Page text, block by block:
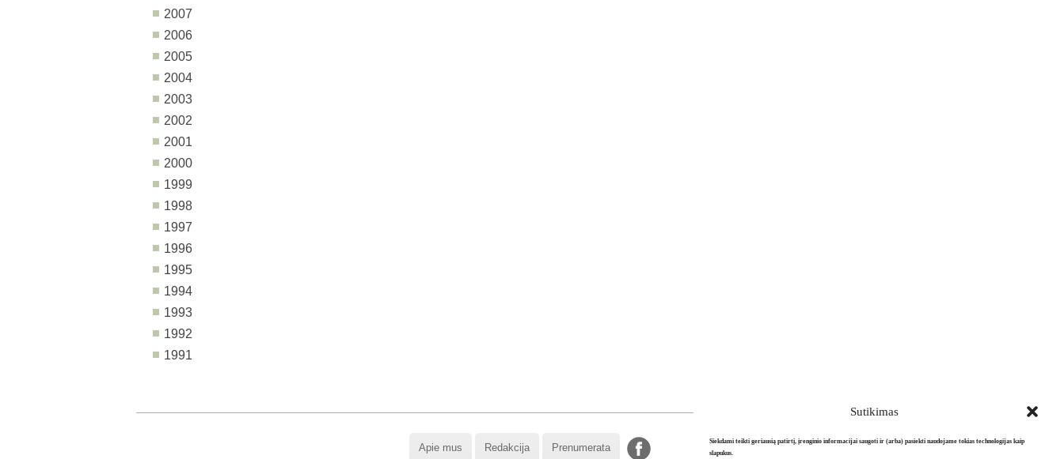
Sutikimas
Siekdami teikti geriausią patirtį, įrenginio informacijai saugoti ir (arba) pasiekti naudojame tokias technologijas kaip
slapukus.
2007
2006
2005
2004
2003
2002
2001
2000
1999
1998
1997
1996
1995
1994
1993
1992
1991
Apie mus Redakcija Prenumerata